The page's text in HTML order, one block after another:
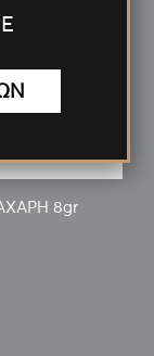
8gr